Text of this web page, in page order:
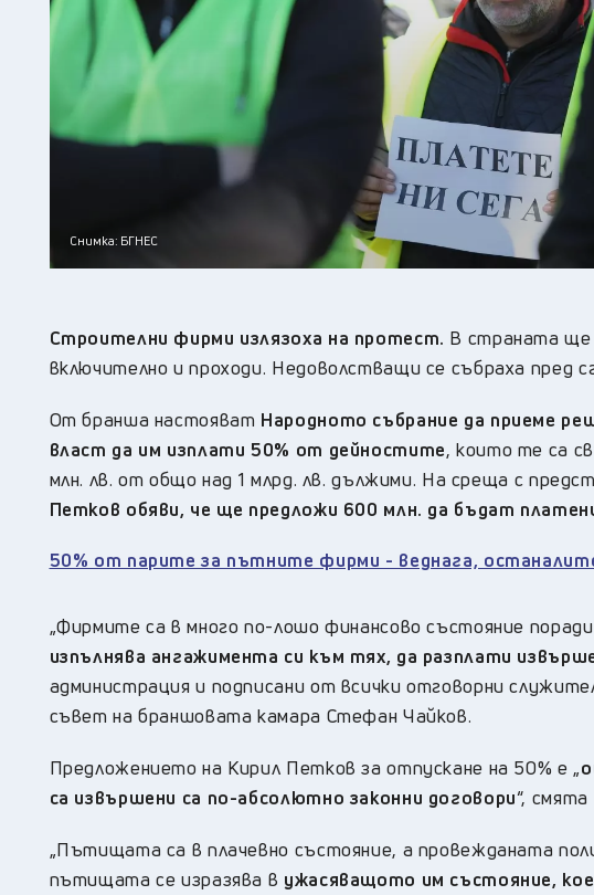
Перник,
Плевен,
Пловдив
Разград
Русе,
Силистра
Сливен
Смолян
София
Хасково
Шумен,
Ямбол ,
Снимка: БГНЕС
Строителни фирми излязоха на протест. В страната ще
включително и проходи. Недоволстващи се събраха пред
От бранша настояват Народното събрание да приеме
власт да им изплати 50% от дейностите, които те са
млн. лв. от общо над 1 млрд. лв. дължими. На среща с
Петков обяви, че ще предложи 600 млн. да бъдат
50% от парите за пътните фирми - веднага,
„Фирмите са в много по-лошо финансово състояние
изпълнява ангажимента си към тях, да разплати
администрация и подписани от всички отговорни
съвет на браншовата камара Стефан Чайков.
Предложението на Кирил Петков за отпускане на 50% е „
са извършени са по-абсолютно законни договори“,
„Пътищата са в плачевно състояние, а провежданата
пътищата се изразява в ужасяващото им състояние,